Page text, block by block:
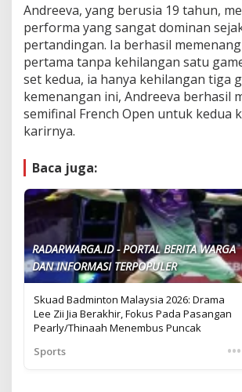
Andreeva, yang berusia 19 tahun,
performa yang sangat dominan
pertandingan. Ia berhasil
pertama tanpa kehilangan satu
set kedua, ia hanya kehilangan tiga
kemenangan ini, Andreeva berhasil
semifinal French Open untuk kedua
karirnya.
Baca juga:
RADARWARGA.ID - PORTAL BERITA WARGA
DAN INFORMASI TERPOPULER
Skuad Badminton Malaysia 2026: Drama
Lee Zii Jia Berakhir, Fokus Pada Pasangan
Pearly/Thinaah Menembus Puncak
Sports
•••